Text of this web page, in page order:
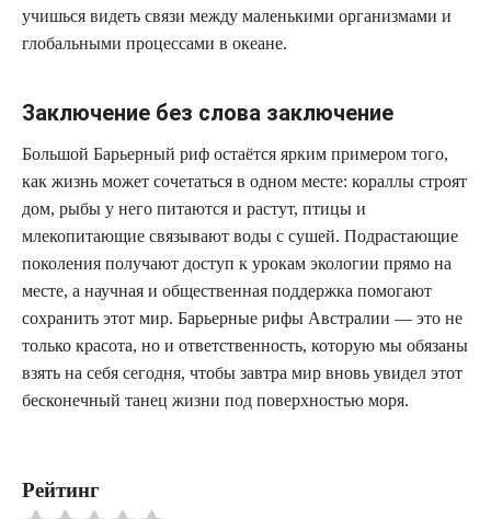
учишься видеть связи между маленькими организмами и
глобальными процессами в океане.
Заключение без слова заключение
Большой Барьерный риф остаётся ярким примером того,
как жизнь может сочетаться в одном месте: кораллы строят
дом, рыбы у него питаются и растут, птицы и
млекопитающие связывают воды с сушей. Подрастающие
поколения получают доступ к урокам экологии прямо на
месте, а научная и общественная поддержка помогают
сохранить этот мир. Барьерные рифы Австралии — это не
только красота, но и ответственность, которую мы обязаны
взять на себя сегодня, чтобы завтра мир вновь увидел этот
бесконечный танец жизни под поверхностью моря.
Рейтинг